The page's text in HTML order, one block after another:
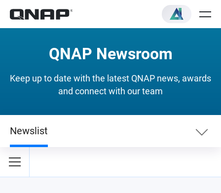
QNAP Newsroom
Keep up to date with the latest QNAP news, awards
and connect with our team
Newslist
Newslist